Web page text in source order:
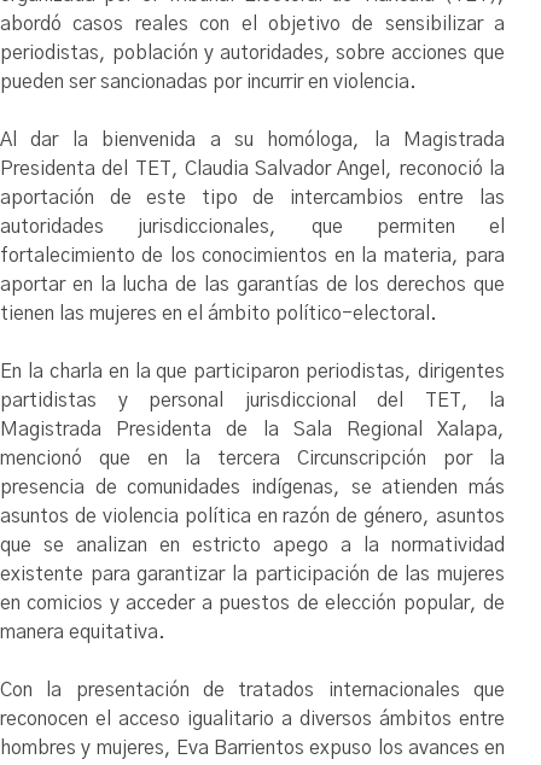
abordó casos reales con el objetivo de sensibilizar a
periodistas, población y autoridades, sobre acciones que
pueden ser sancionadas por incurrir en violencia.
Al dar la bienvenida a su homóloga, la Magistrada
Presidenta del TET, Claudia Salvador Angel, reconoció la
aportación de este tipo de intercambios entre las
autoridades jurisdiccionales, que permiten el
fortalecimiento de los conocimientos en la materia, para
aportar en la lucha de las garantías de los derechos que
tienen las mujeres en el ámbito político-electoral.
En la charla en la que participaron periodistas, dirigentes
partidistas y personal jurisdiccional del TET, la
Magistrada Presidenta de la Sala Regional Xalapa,
mencionó que en la tercera Circunscripción por la
presencia de comunidades indígenas, se atienden más
asuntos de violencia política en razón de género, asuntos
que se analizan en estricto apego a la normatividad
existente para garantizar la participación de las mujeres
en comicios y acceder a puestos de elección popular, de
manera equitativa.
Con la presentación de tratados internacionales que
reconocen el acceso igualitario a diversos ámbitos entre
hombres y mujeres, Eva Barrientos expuso los avances en